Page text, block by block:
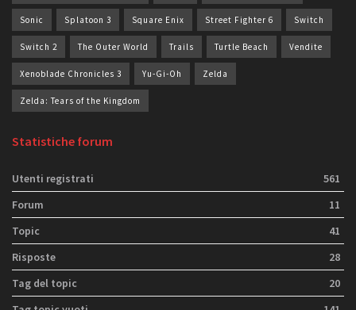
Sonic Splatoon 3 Square Enix Street Fighter 6 Switch
Switch 2 The Outer World Trails Turtle Beach Vendite
Xenoblade Chronicles 3 Yu-Gi-Oh Zelda
Zelda: Tears of the Kingdom
Statistiche forum
Utenti registrati
561
Forum
11
Topic
41
Risposte
28
Tag del topic
20